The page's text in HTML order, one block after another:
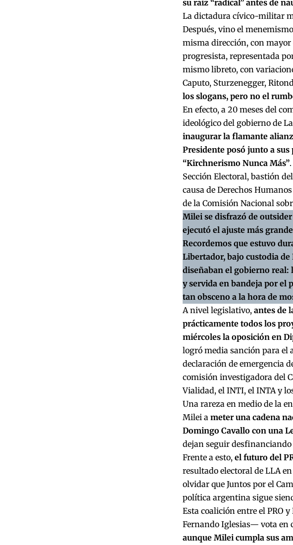
su raíz “radical” antes de
La dictadura cívico-militar
Después, vino el
misma dirección, con mayor
progresista, representada
mismo libreto, con
Caputo, Sturzenegger,
los slogans, pero no el
En efecto, a 20 meses del
ideológico del gobierno de
inaugurar la flamante
Presidente posó junto a
“Kirchnerismo Nunca Más”
Sección Electoral, bastión
causa de Derechos
de la Comisión Nacional
Milei se disfrazó de
ejecutó el ajuste más
Recordemos que estuvo
Libertador, bajo custodia
diseñaban el gobierno real:
y servida en bandeja por el
tan obsceno a la hora de
A nivel legislativo, antes de
prácticamente todos los
miércoles la oposición en
logró media sanción para el
declaración de emergencia
comisión investigadora del
Vialidad, el INTI, el INTA y
Una rareza en medio de la
Milei a meter una cadena
Domingo Cavallo con una
dejan seguir desfinanciando
Frente a esto, el futuro del
resultado electoral de LLA
olvidar que Juntos por el
política argentina sigue
Esta coalición entre el PRO
Fernando Iglesias— vota en
aunque Milei cumpla sus